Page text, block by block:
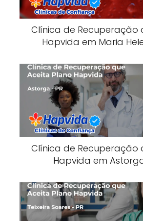
Clínica de Recuperação
Hapvida em Maria
Clínica de Recuperação
Hapvida em